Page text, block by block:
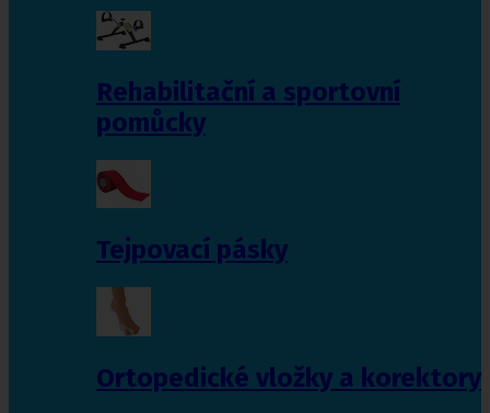
Rehabilitační a sportovní
pomůcky
Tejpovací pásky
Ortopedické vložky a korektory